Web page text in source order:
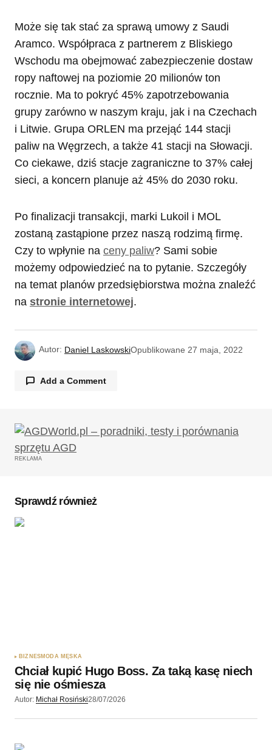
Może się tak stać za sprawą umowy z Saudi
Aramco. Współpraca z partnerem z Bliskiego
Wschodu ma obejmować zabezpieczenie dostaw
ropy naftowej na poziomie 20 milionów ton
rocznie. Ma to pokryć 45% zapotrzebowania
grupy zarówno w naszym kraju, jak i na Czechach
i Litwie. Grupa ORLEN ma przejąć 144 stacji
paliw na Węgrzech, a także 41 stacji na Słowacji.
Co ciekawe, dziś stacje zagraniczne to 37% całej
sieci, a koncern planuje aż 45% do 2030 roku.
Po finalizacji transakcji, marki Lukoil i MOL
zostaną zastąpione przez naszą rodzimą firmę.
Czy to wpłynie na ceny paliw? Sami sobie
możemy odpowiedzieć na to pytanie. Szczegóły
na temat planów przedsiębiorstwa można znaleźć
na stronie internetowej.
Autor: Daniel LaskowskiOpublikowane 27 maja, 2022
Add a Comment
Twój adres email nie zostanie opublikowany.
Wymagane pola są oznaczone
Wyślij komentarz
REKLAMA
Sprawdź również
BIZNESMODA MĘSKA
Chciał kupić Hugo Boss. Za taką kasę niech
się nie ośmiesza
Autor: Michał Rosiński28/07/2026